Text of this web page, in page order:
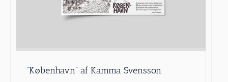
”København” af Kamma Svensson